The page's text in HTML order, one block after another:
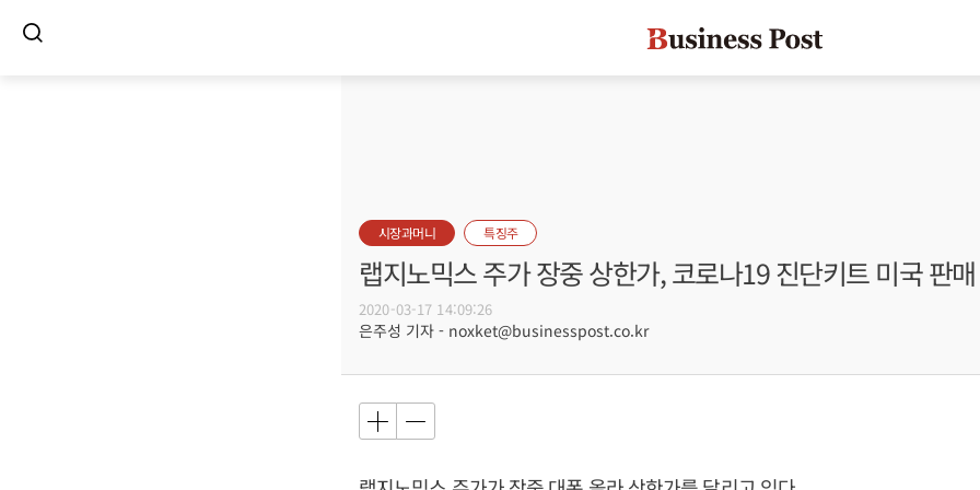
시장과머니 특징주
랩지노믹스 주가 장중 상한가, 코로나19 진단키트 미국 판
2020-03-17 14:09:26
은주성 기자 - noxket@businesspost.co.kr